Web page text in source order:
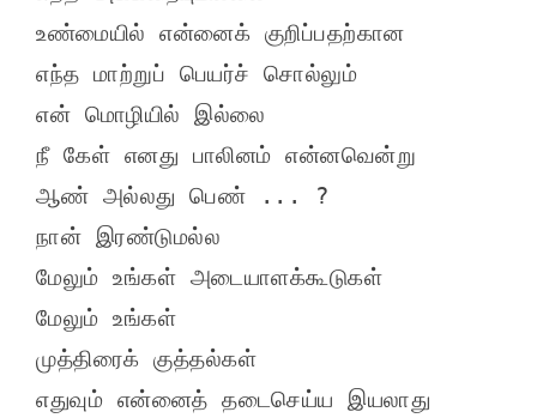
உண்மையில் என்னைக் குறிப்பதற்கான
எந்த மாற்றுப் பெயர்ச் சொல்லும்
என் மொழியில் இல்லை
நீ கேள் எனது பாலினம் என்னவென்று
ஆண் அல்லது பெண் ... ?
நான் இரண்டுமல்ல
மேலும் உங்கள் அடையாளக்கூடுகள்
மேலும் உங்கள்
முத்திரைக் குத்தல்கள்
எதுவும் என்னைத் தடைசெய்ய இயலாது